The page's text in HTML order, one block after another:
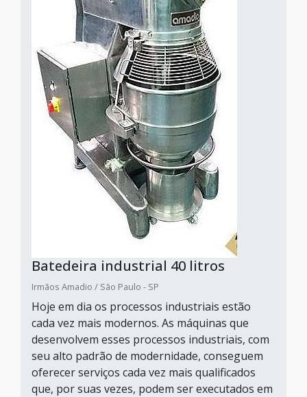
Batedeira industrial 40 litros
Irmãos Amadio / São Paulo - SP
Hoje em dia os processos industriais estão
cada vez mais modernos. As máquinas que
desenvolvem esses processos industriais, com
seu alto padrão de modernidade, conseguem
oferecer serviços cada vez mais qualificados
que, por suas vezes, podem ser executados em